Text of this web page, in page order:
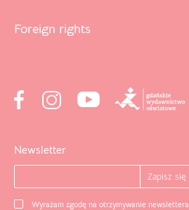
Foreign rights
Newsletter
Wyrażam zgodę na otrzymywanie newslettera